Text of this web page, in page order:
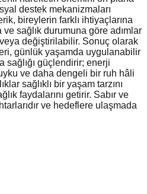
destek mekanizmaları
bireylerin farklı ihtiyaçlarına
sağlık durumuna göre adımlar
değiştirilabilir. Sonuç olarak
günlük yaşamda uygulanabilir
sağlığı güçlendirir; enerji
ve daha dengeli bir ruh hâli
sağlıklı bir yaşam tarzını
faydalarını getirir. Sabır ve
ve hedeflere ulaşmada